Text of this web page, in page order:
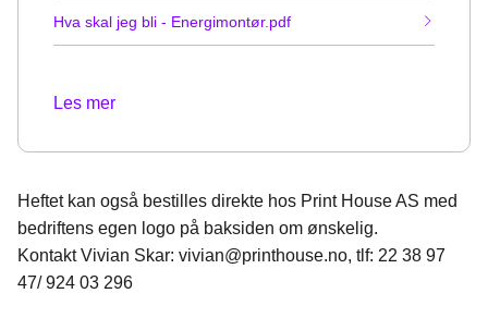
Hva skal jeg bli - Energimontør.pdf
Les mer
Heftet kan også bestilles direkte hos Print House AS med
bedriftens egen logo på baksiden om ønskelig.
Kontakt Vivian Skar: vivian@printhouse.no, tlf: 22 38 97
47/ 924 03 296